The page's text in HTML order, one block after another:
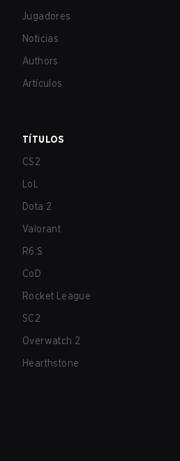
Jugadores
Noticias
Authors
Artículos
TÍTULOS
CS2
LoL
Dota 2
Valorant
R6:S
CoD
Rocket League
SC2
Overwatch 2
Hearthstone